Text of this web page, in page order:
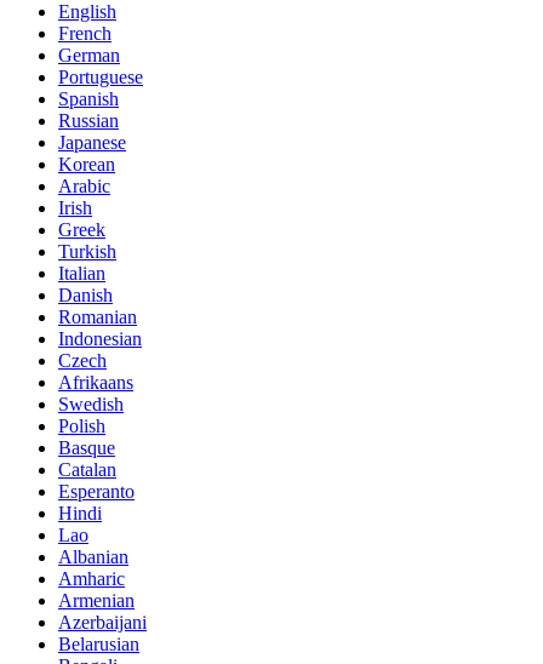
English
French
German
Portuguese
Spanish
Russian
Japanese
Korean
Arabic
Irish
Greek
Turkish
Italian
Danish
Romanian
Indonesian
Czech
Afrikaans
Swedish
Polish
Basque
Catalan
Esperanto
Hindi
Lao
Albanian
Amharic
Armenian
Azerbaijani
Belarusian